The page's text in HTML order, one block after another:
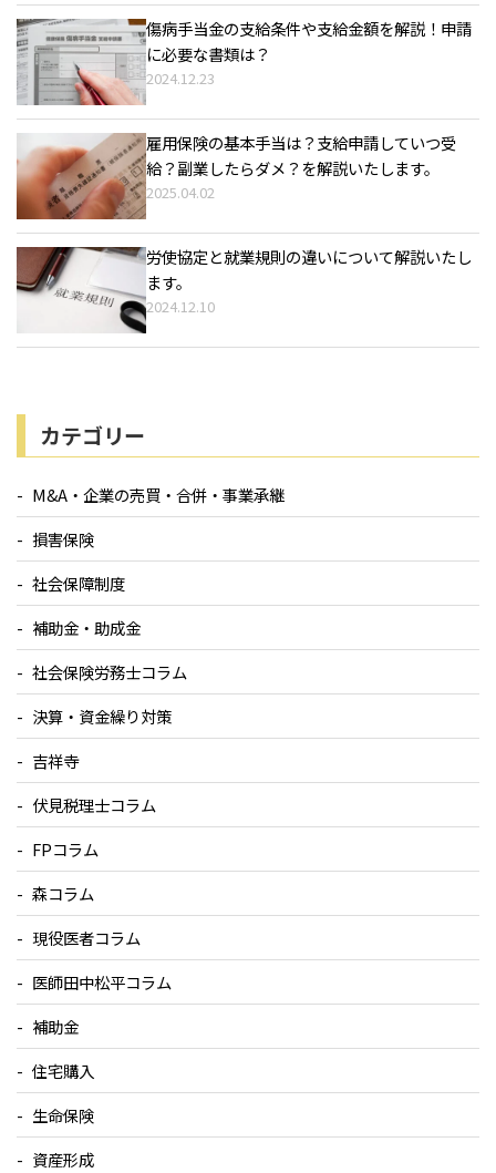
傷病手当金の支給条件や支給金額を解説！申請
に必要な書類は？
2024.12.23
雇用保険の基本手当は？支給申請していつ受
給？副業したらダメ？を解説いたします。
2025.04.02
労使協定と就業規則の違いについて解説いたし
ます。
2024.12.10
カテゴリー
M&A・企業の売買・合併・事業承継
損害保険
社会保障制度
補助金・助成金
社会保険労務士コラム
決算・資金繰り対策
吉祥寺
伏見税理士コラム
FPコラム
森コラム
現役医者コラム
医師田中松平コラム
補助金
住宅購入
生命保険
資産形成